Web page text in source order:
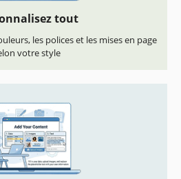
tout
les polices et les mises en page
votre style